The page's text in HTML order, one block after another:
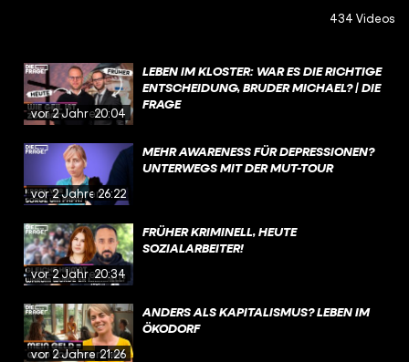
434 Videos
vor 2 Jahren20:04
LEBEN IM KLOSTER: WAR ES DIE RICHTIGE
ENTSCHEIDUNG, BRUDER MICHAEL? | DIE
FRAGE
vor 2 Jahren26:22
MEHR AWARENESS FÜR DEPRESSIONEN?
UNTERWEGS MIT DER MUT-TOUR
vor 2 Jahren20:34
FRÜHER KRIMINELL, HEUTE
SOZIALARBEITER!
vor 2 Jahren21:26
ANDERS ALS KAPITALISMUS? LEBEN IM
ÖKODORF